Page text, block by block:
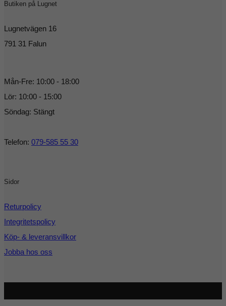
Butiken på Lugnet
Lugnetvägen 16
791 31 Falun
Mån-Fre: 10:00 - 18:00
Lör: 10:00 - 15:00
Söndag: Stängt
Telefon: 079-585 55 30
Sidor
Returpolicy
Integritetspolicy
Köp- & leveransvillkor
Jobba hos oss